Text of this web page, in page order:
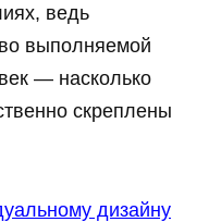
ведь
выполняемой
— насколько
скреплены
дизайну